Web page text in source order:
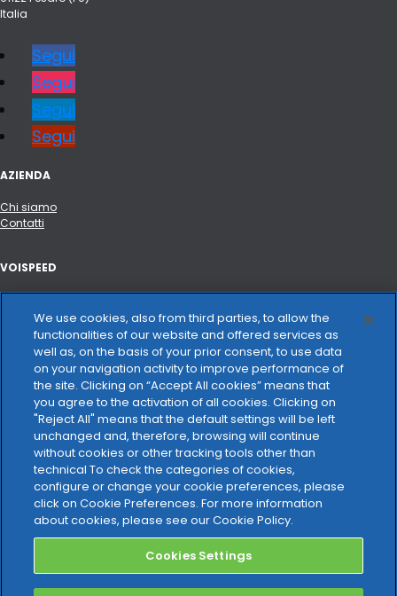
Italia
Segui
Segui
Segui
Segui
AZIENDA
Chi siamo
Contatti
VOISPEED
Hardware certificato
Changelog
VOCE E CONNETTIVITÀ
Trasparenza tariffaria
NOTE LEGALI
Privacy Policy
Cookie Policy
Carta dei servizi
We use cookies, also from third parties, to allow the
functionalities of our website and offered services as
well as, on the basis of your prior consent, to use data
on your navigation activity to improve performance of
the site. Clicking on “Accept All cookies” means that
you agree to the activation of all cookies. Clicking on
"Reject All" means that the default settings will be left
unchanged and, therefore, browsing will continue
without cookies or other tracking tools other than
technical To check the categories of cookies,
configure or change your cookie preferences, please
click on Cookie Preferences. For more information
about cookies, please see our Cookie Policy.
Cookies Settings